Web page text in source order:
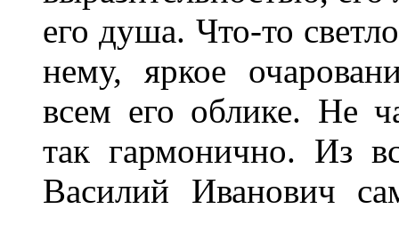
его душа. Что-то
нему, яркое
всем его облике. Не
так гармонично. Из
Василий Иванович